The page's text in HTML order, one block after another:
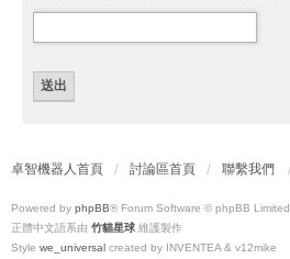
卓智機器人首頁 討論區首頁 聯繫我們
Powered by phpBB® Forum Software © phpBB Limited
正體中文語系由 竹貓星球 維護製作
Style we_universal created by INVENTEA & v12mike